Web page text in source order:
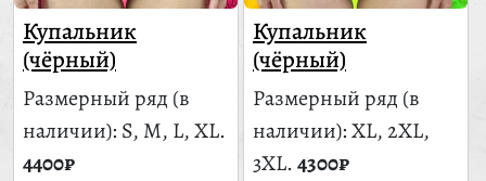
Купальник
(чёрный)
Размерный ряд (в
наличии): S, M, L, XL.
4400₽
Купальник
(чёрный)
Размерный ряд (в
наличии): XL, 2XL,
3XL.4300₽